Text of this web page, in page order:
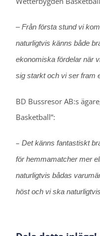
– Från första stund vi
naturligtvis känns både
ekonomiska fördelar när
sig starkt och vi ser fram
BD Bussresor AB:s
Basketball”:
– Det känns fantastiskt
för hemmamatcher mer
naturligtvis bådas
höst och vi ska